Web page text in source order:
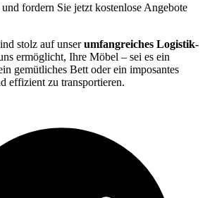
fordern Sie jetzt kostenlose Angebote
stolz auf unserumfangreiches Logistik-
ermöglicht, Ihre Möbel – sei es ein
gemütliches Bett oder ein imposantes
effizient zu transportieren.